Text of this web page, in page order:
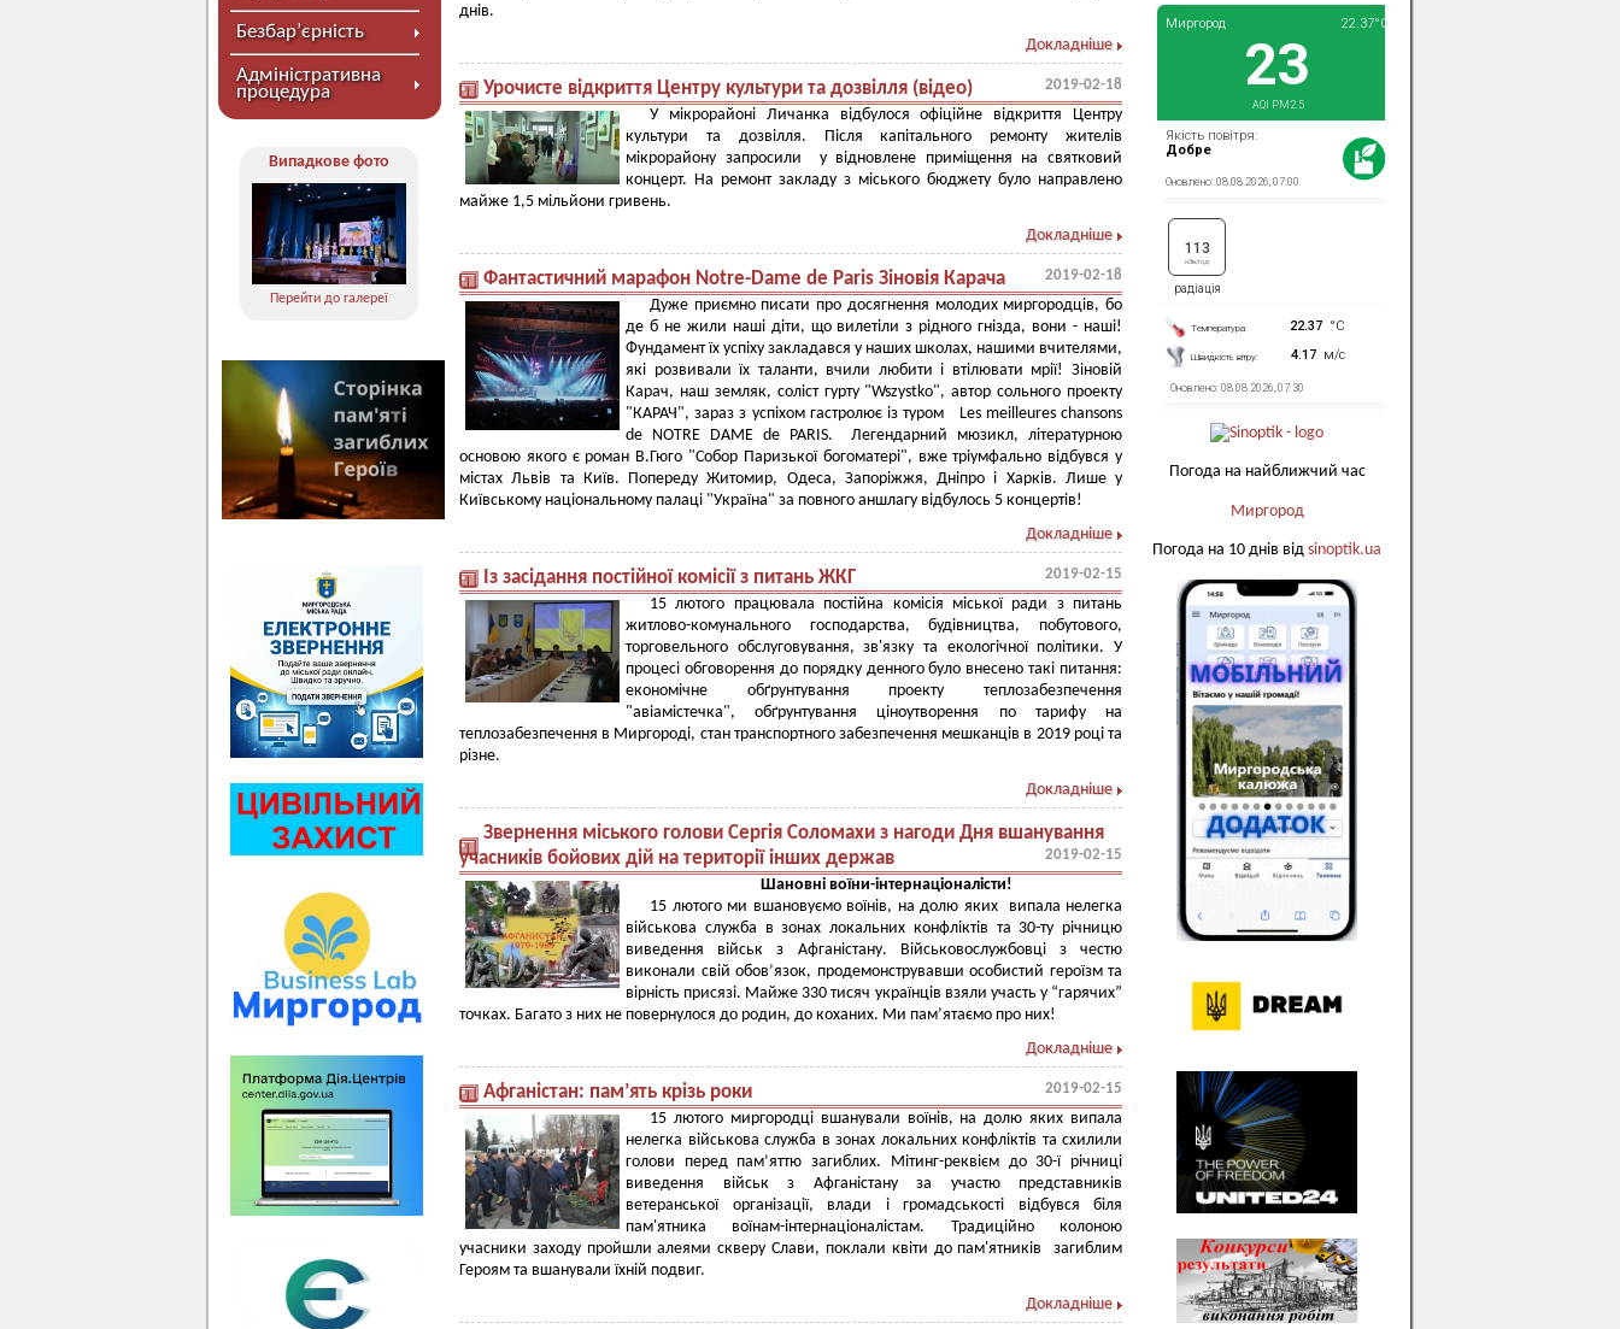
Безбар’єрність
Адміністративна
процедура
Випадкове фото
Перейти до галереї
днів.
Докладніше
Урочисте відкриття Центру культури та дозвілля (відео) 2019-02-18
У мікрорайоні Личанка відбулося офіційне відкриття Центру
культури та дозвілля. Після капітального ремонту жителів
мікрорайону запросили у відновлене приміщення на святковий
концерт. На ремонт закладу з міського бюджету було направлено
майже 1,5 мільйони гривень.
Докладніше
Фантастичний марафон Notre-Dame de Paris Зіновія Карача 2019-02-18
Дуже приємно писати про досягнення молодих миргородців, бо
де б не жили наші діти, що вилетіли з рідного гнізда, вони - наші!
Фундамент їх успіху закладався у наших школах, нашими вчителями,
які розвивали їх таланти, вчили любити і втілювати мрії! Зіновій
Карач, наш земляк, соліст гурту "Wszystko", автор сольного проекту
"КАРАЧ", зараз з успіхом гастролює із туром Les meilleures chansons
de NOTRE DAME de PARIS. Легендарний мюзикл, літературною
основою якого є роман В.Гюго "Собор Паризької богоматері", вже тріумфально відбувся у
містах Львів та Київ. Попереду Житомир, Одеса, Запоріжжя, Дніпро і Харків. Лише у
Київському національному палаці "Україна" за повного аншлагу відбулось 5 концертів!
Докладніше
Із засідання постійної комісії з питань ЖКГ 2019-02-15
15 лютого працювала постійна комісія міської ради з питань
житлово-комунального господарства, будівництва, побутового,
торговельного обслуговування, зв'язку та екологічної політики. У
процесі обговорення до порядку денного було внесено такі питання:
економічне обґрунтування проекту теплозабезпечення
"авіамістечка", обґрунтування ціноутворення по тарифу на
теплозабезпечення в Миргороді, стан транспортного забезпечення мешканців в 2019 році та
різне.
Докладніше
Звернення міського голови Сергія Соломахи з нагоди Дня вшанування
учасників бойових дій на території інших держав
2019-02-15
Шановні воїни-інтернаціоналісти!
15 лютого ми вшановуємо воїнів, на долю яких випала нелегка
військова служба в зонах локальних конфліктів та 30-ту річницю
виведення військ з Афганістану. Військовослужбовці з честю
виконали свій обов’язок, продемонструвавши особистий героїзм та
вірність присязі. Майже 330 тисяч українців взяли участь у “гарячих”
точках. Багато з них не повернулося до родин, до коханих. Ми пам’ятаємо про них!
Докладніше
Афганістан: пам’ять крізь роки 2019-02-15
15 лютого миргородці вшанували воїнів, на долю яких випала
нелегка військова служба в зонах локальних конфліктів та схилили
голови перед пам’яттю загиблих. Мітинг-реквієм до 30-ї річниці
виведення військ з Афганістану за участю представників
ветеранської організації, влади і громадськості відбувся біля
пам'ятника воїнам-інтернаціоналістам. Традиційно колоною
учасники заходу пройшли алеями скверу Слави, поклали квіти до пам'ятників загиблим
Героям та вшанували їхній подвиг.
Докладніше
Погода на найближчий час
Миргород
Погода на 10 днів від sinoptik.ua